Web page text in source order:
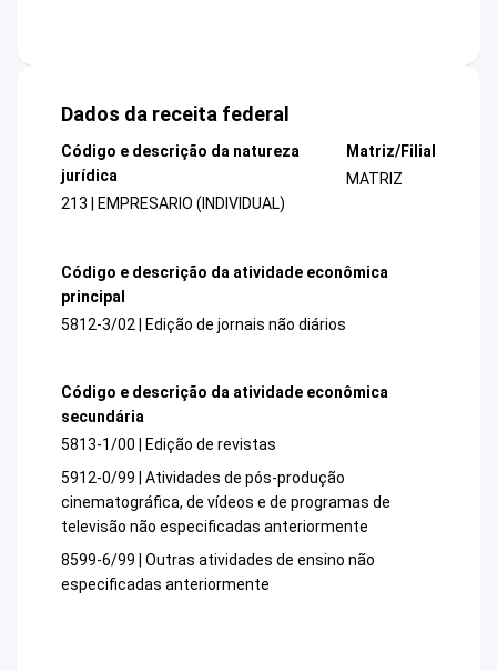
Dados da receita federal
Código e descrição da natureza
jurídica
213 | EMPRESARIO (INDIVIDUAL)
Matriz/Filial
MATRIZ
Código e descrição da atividade econômica
principal
5812-3/02 | Edição de jornais não diários
Código e descrição da atividade econômica
secundária
5813-1/00 | Edição de revistas
5912-0/99 | Atividades de pós-produção
cinematográfica, de vídeos e de programas de
televisão não especificadas anteriormente
8599-6/99 | Outras atividades de ensino não
especificadas anteriormente